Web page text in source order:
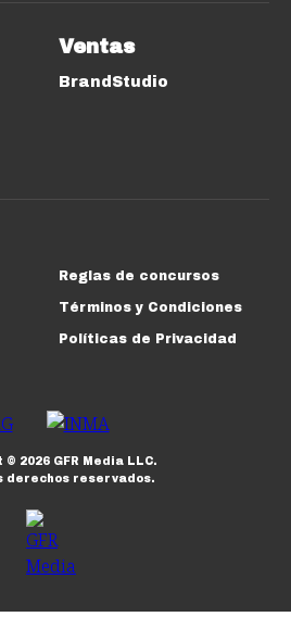
Ventas
BrandStudio
Reglas de concursos
Términos y Condiciones
Políticas de Privacidad
© 2026GFR Media LLC.
derechos reservados.